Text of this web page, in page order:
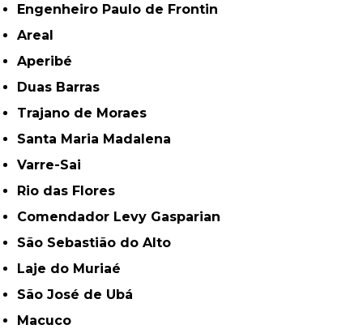
Engenheiro Paulo de Frontin
Areal
Aperibé
Duas Barras
Trajano de Moraes
Santa Maria Madalena
Varre-Sai
Rio das Flores
Comendador Levy Gasparian
São Sebastião do Alto
Laje do Muriaé
São José de Ubá
Macuco